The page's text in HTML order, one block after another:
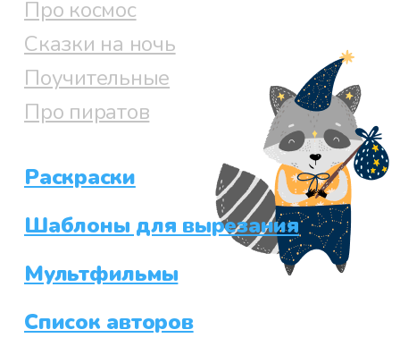
Про космос
Сказки на ночь
Поучительные
Про пиратов
Раскраски
Шаблоны для вырезания
Мультфильмы
Список авторов